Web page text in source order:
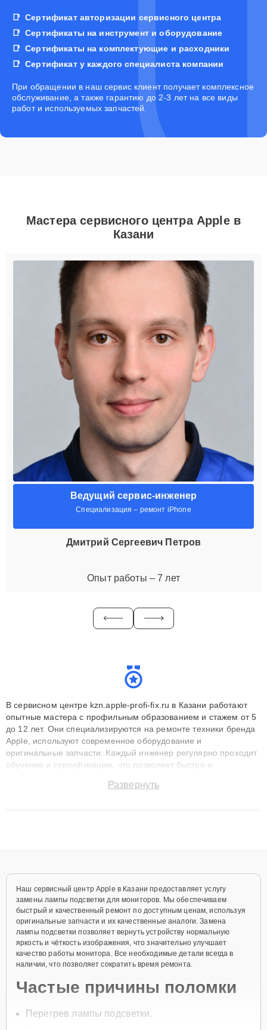
Сертификат авторизации сервисного центра
Сертификаты на инструмент и оборудование
Сертификаты на комплектующие и расходники
Сертификат у каждого специалиста компании
При обращении в наш сервис клиент получает комплексное
обслуживание, а также гарантию до 2-3 лет на все виды
работ и используемых запчастей.
Мастера сервисного центра Apple в
Казани
Ведущий сервис-инженер
Специализация – ремонт iPhone
Дмитрий Сергеевич Петров
Опыт работы – 7 лет
В сервисном центре kzn.apple-profi-fix.ru в Казани работают
опытные мастера с профильным образованием и стажем от 5
до 12 лет. Они специализируются на ремонте техники бренда
Apple, используют современное оборудование и
оригинальные запчасти. Каждый инженер регулярно проходит
обучение и сертификацию, что позволяет быстро и
сохранением гарантии до 3 лет. Наши мастера решают
Развернуть
Наш сервисный центр Apple в Казани предоставляет услугу
замены лампы подсветки для мониторов. Мы обеспечиваем
быстрый и качественный ремонт по доступным ценам, используя
оригинальные запчасти и их качественные аналоги. Замена
лампы подсветки позволяет вернуть устройству нормальную
яркость и чёткость изображения, что значительно улучшает
качество работы монитора. Все необходимые детали всегда в
наличии, что позволяет сократить время ремонта.
Частые причины поломки
Перегрев лампы подсветки.